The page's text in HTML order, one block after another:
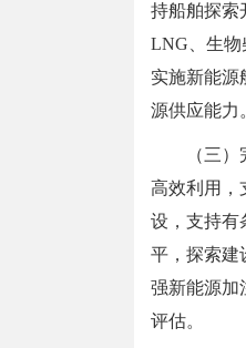
持船舶探索
LNG、生物
实施新能源
源供应能力
（三
高效利用，
设，支持有
平，探索建
强新能源加
评估。